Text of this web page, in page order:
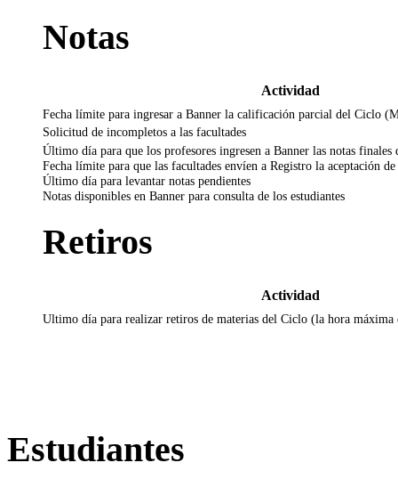
Notas
Actividad
Fecha límite para ingresar a Banner la calificación parcial del Ciclo
Solicitud de incompletos a las facultades
Último día para que los profesores ingresen a Banner las notas finales
Fecha límite para que las facultades envíen a Registro la aceptación
Último día para levantar notas pendientes
Notas disponibles en Banner para consulta de los estudiantes
Retiros
Actividad
Ultimo día para realizar retiros de materias del Ciclo (la hora máxima
Estudiantes